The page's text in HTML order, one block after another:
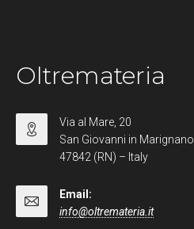
Oltremateria
Via al Mare, 20
San Giovanni in Marignano
47842 (RN) – Italy
Email:
info@oltremateria.it